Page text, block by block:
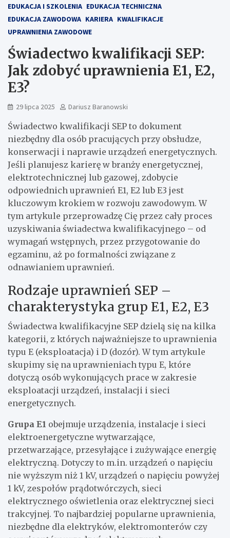
EDUKACJA I SZKOLENIA EDUKACJA TECHNICZNA
EDUKACJA ZAWODOWA KARIERA KWALIFIKACJE
UPRAWNIENIA ZAWODOWE
Świadectwo kwalifikacji SEP:
Jak zdobyć uprawnienia E1, E2,
E3?
29 lipca 2025 Dariusz Baranowski
Świadectwo kwalifikacji SEP to dokument
niezbędny dla osób pracujących przy obsłudze,
konserwacji i naprawie urządzeń energetycznych.
Jeśli planujesz karierę w branży energetycznej,
elektrotechnicznej lub gazowej, zdobycie
odpowiednich uprawnień E1, E2 lub E3 jest
kluczowym krokiem w rozwoju zawodowym. W
tym artykule przeprowadzę Cię przez cały proces
uzyskiwania świadectwa kwalifikacyjnego – od
wymagań wstępnych, przez przygotowanie do
egzaminu, aż po formalności związane z
odnawianiem uprawnień.
Rodzaje uprawnień SEP –
charakterystyka grup E1, E2, E3
Świadectwa kwalifikacyjne SEP dzielą się na kilka
kategorii, z których najważniejsze to uprawnienia
typu E (eksploatacja) i D (dozór). W tym artykule
skupimy się na uprawnieniach typu E, które
dotyczą osób wykonujących prace w zakresie
eksploatacji urządzeń, instalacji i sieci
energetycznych.
Grupa E1 obejmuje urządzenia, instalacje i sieci
elektroenergetyczne wytwarzające,
przetwarzające, przesyłające i zużywające energię
elektryczną. Dotyczy to m.in. urządzeń o napięciu
nie wyższym niż 1 kV, urządzeń o napięciu powyżej
1 kV, zespołów prądotwórczych, sieci
elektrycznego oświetlenia oraz elektrycznej sieci
trakcyjnej. To najbardziej popularne uprawnienia,
niezbędne dla elektryków, elektromonterów czy